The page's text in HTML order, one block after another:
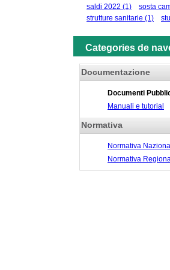
saldi 2022 (1) sosta
strutture sanitarie (1)
Categories de
Documentazione
Documenti
Manuali e tutorial
Normativa
Normativa
Normativa